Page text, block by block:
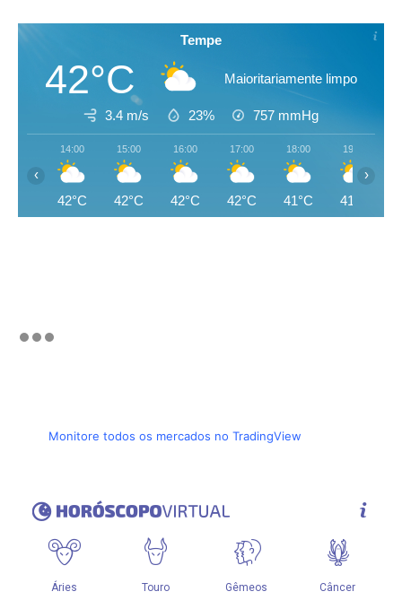
Tempe
42°C Maioritariamente limpo
3.4 m/s 23% 757 mmHg
14:00
42°C
15:00
42°C
16:00
42°C
17:00
42°C
18:00
41°C
19:00
41°C
‹ ›
Monitore todos os mercados no TradingView